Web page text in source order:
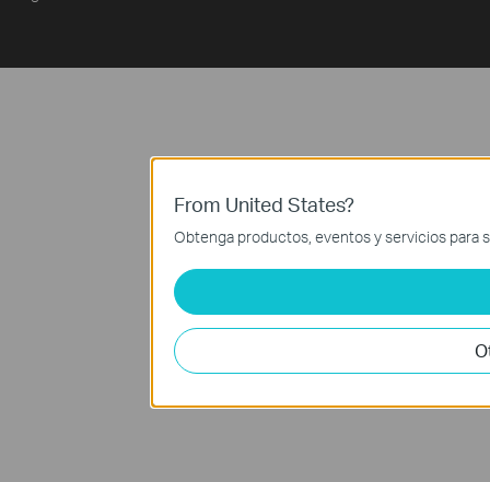
From United States?
Obtenga productos, eventos y servicios para